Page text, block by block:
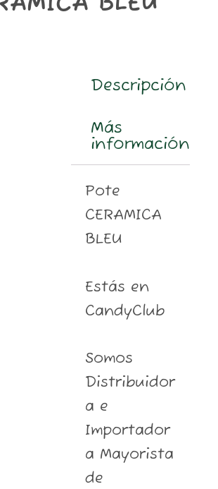
Descripción
Más
información
Pote
CERAMICA
BLEU
Estás en
CandyClub
Somos
Distribuidor
a e
Importador
a Mayorista
de